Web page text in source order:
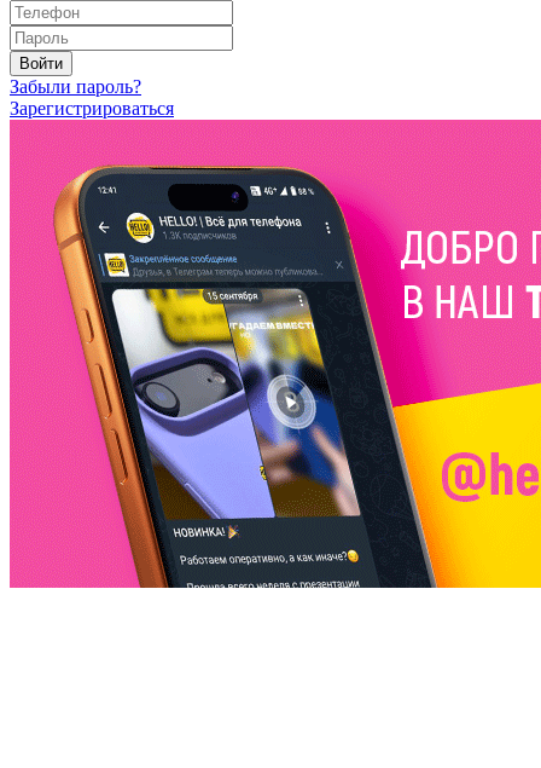
Войти
Забыли пароль?
Зарегистрироваться